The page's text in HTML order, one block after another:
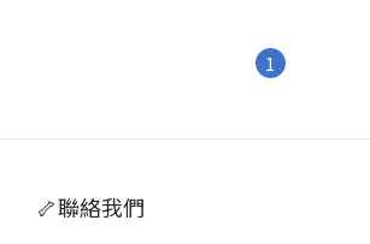
1
🦴聯絡我們